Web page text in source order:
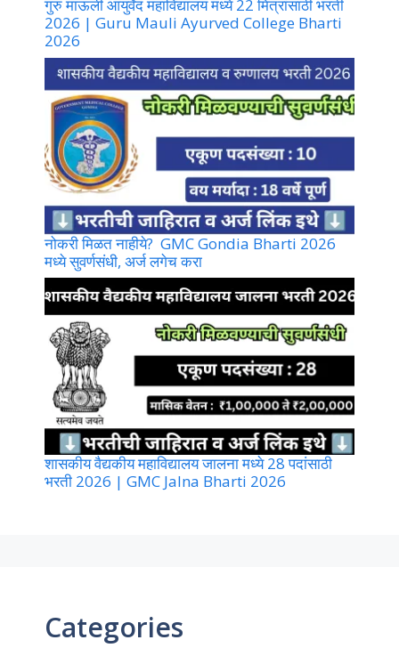
गुरु माऊली आयुर्वेद महाविद्यालय मध्ये 22 मित्रांसाठी भरती
2026 | Guru Mauli Ayurved College Bharti
2026
नोकरी मिळत नाहीये? GMC Gondia Bharti 2026
मध्ये सुवर्णसंधी, अर्ज लगेच करा
शासकीय वैद्यकीय महाविद्यालय जालना मध्ये 28 पदांसाठी
भरती 2026 | GMC Jalna Bharti 2026
Categories